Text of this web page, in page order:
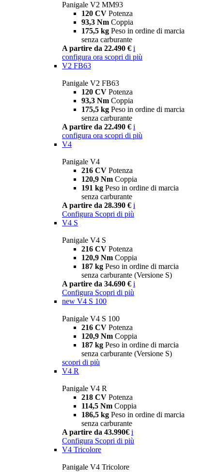
Panigale V2 MM93
120 CV Potenza
93,3 Nm Coppia
175,5 kg Peso in ordine di marcia
senza carburante
A partire da 22.490 € i
configura ora scopri di più
V2 FB63
Panigale V2 FB63
120 CV Potenza
93,3 Nm Coppia
175,5 kg Peso in ordine di marcia
senza carburante
A partire da 22.490 € i
configura ora scopri di più
V4
Panigale V4
216 CV Potenza
120,9 Nm Coppia
191 kg Peso in ordine di marcia
senza carburante
A partire da 28.390 € i
Configura Scopri di più
V4 S
Panigale V4 S
216 CV Potenza
120,9 Nm Coppia
187 kg Peso in ordine di marcia
senza carburante (Versione S)
A partire da 34.690 € i
Configura Scopri di più
new V4 S 100
Panigale V4 S 100
216 CV Potenza
120,9 Nm Coppia
187 kg Peso in ordine di marcia
senza carburante (Versione S)
scopri di più
V4 R
Panigale V4 R
218 CV Potenza
114,5 Nm Coppia
186,5 kg Peso in ordine di marcia
senza carburante
A partire da 43.990€ i
Configura Scopri di più
V4 Tricolore
Panigale V4 Tricolore